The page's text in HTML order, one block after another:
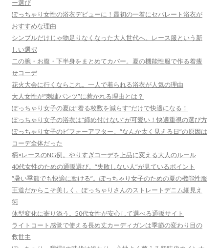
ン
ー選び
ぽっちゃり女性の浴衣デビューに！最初の一着にセパレート浴衣が
おすすめな理由
シンプルだけじゃ物足りなくなった大人世代へ。レース服という新
しい選択
二の腕・お腹・下半身をまとめてカバー。夏の機能性服で作る着痩
せコーデ
花火大会に行くならこれ。一人で着られる浴衣が人気の理由
大人女性が“刺繍パンツ”に惹かれる理由とは？
ぽっちゃり女子の夏は“着る枚数を減らす”だけで快適になる！
ぽっちゃり女子の浴衣は“締め付けない”が可愛い！快適重視の選び方
ぽっちゃり女子のビフォーアフター。“なんか太く見える日”の原因は
コーデ全体だった
柄×レースのNG例。やりすぎコーデを上品に変える大人のルール
40代女性のための通販選び。“失敗しない人”が見ているポイント
“暑い季節でも快適に動ける”。ぽっちゃり女子のための夏の機能性服
王道だからこそ美しく。ぽっちゃりさんのストレートデニム細見え
術
体型変化に寄り添う。50代女性が安心して選べる通販サイト
ライトコート感覚で使える長め丈カーディガンは季節の変わり目の
救世主